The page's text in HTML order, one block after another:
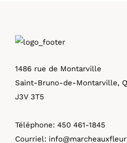
1486 rue de Montarville
Saint-Bruno-de-Montarville,
J3V 3T5
Téléphone: 450 461-1845
Courriel: